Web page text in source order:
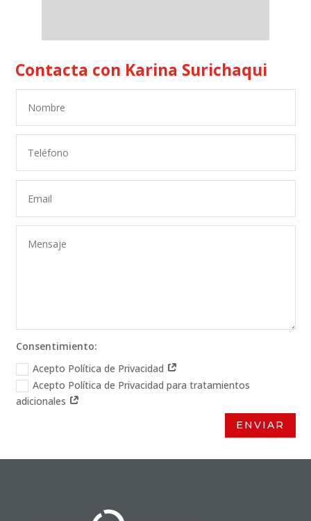
Contacta con Karina Surichaqui
Consentimiento:
Acepto Política de Privacidad
Acepto Política de Privacidad para tratamientos
adicionales
ENVIAR